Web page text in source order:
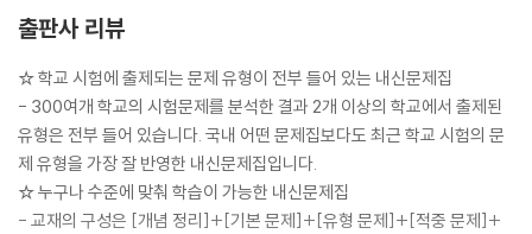
출판사 리뷰
☆ 학교 시험에 출제되는 문제 유형이 전부 들어 있는 내신문제집
- 300여개 학교의 시험문제를 분석한 결과 2개 이상의 학교에서 출제된
유형은 전부 들어 있습니다. 국내 어떤 문제집보다도 최근 학교 시험의 문
제 유형을 가장 잘 반영한 내신문제집입니다.
☆ 누구나 수준에 맞춰 학습이 가능한 내신문제집
- 교재의 구성은 [개념 정리]+[기본 문제]+[유형 문제]+[적중 문제]+